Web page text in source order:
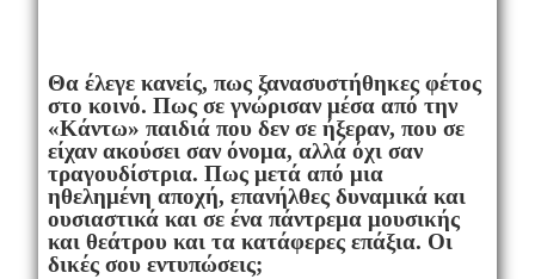
Θα έλεγε κανείς, πως ξανασυστήθηκες φέτος
στο κοινό. Πως σε γνώρισαν μέσα από την
«Κάντω» παιδιά που δεν σε ήξεραν, που σε
είχαν ακούσει σαν όνομα, αλλά όχι σαν
τραγουδίστρια. Πως μετά από μια
ηθελημένη αποχή, επανήλθες δυναμικά και
ουσιαστικά και σε ένα πάντρεμα μουσικής
και θεάτρου και τα κατάφερες επάξια. Οι
δικές σου εντυπώσεις;